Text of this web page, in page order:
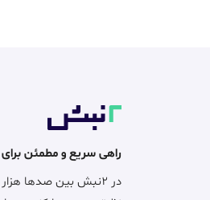
راهی سریع و مطمئن
در ۲نبش بین صدها